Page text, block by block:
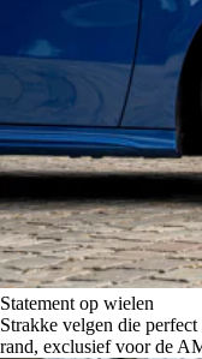
Statement op wielen
Strakke velgen die
rand, exclusief voor de